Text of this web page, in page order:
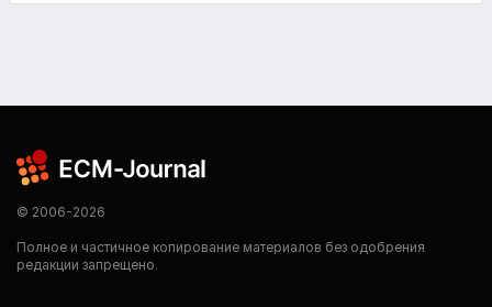
© 2006-2026
Полное и частичное копирование материалов без одобрения
редакции запрещено.